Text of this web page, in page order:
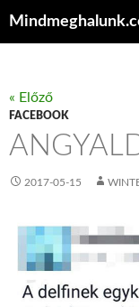
« Előző
FACEBOOK
2017-05-15